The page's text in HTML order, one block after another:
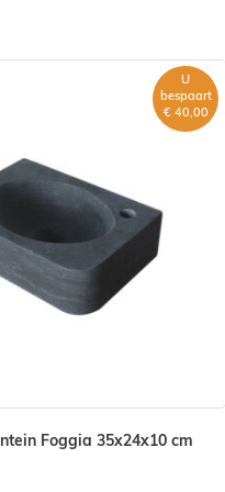
design sifon
combinatieproducten.
Foggia 35x24x10 cm
U
bespaart
€ 40,00